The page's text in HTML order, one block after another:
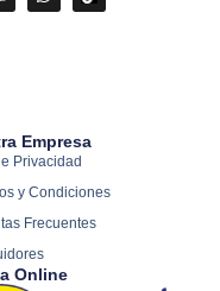
Empresa
Privacidad
y Condiciones
Frecuentes
Online